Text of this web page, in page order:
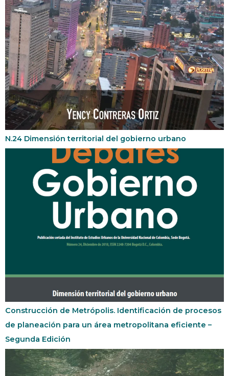
N.24 Dimensión territorial del gobierno urbano
Construcción de Metrópolis. Identificación de procesos
de planeación para un área metropolitana eficiente –
Segunda Edición